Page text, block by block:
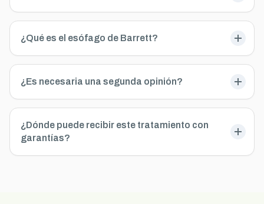
¿Qué es el esófago de Barrett?
¿Es necesaria una segunda opinión?
¿Dónde puede recibir este tratamiento con
garantías?